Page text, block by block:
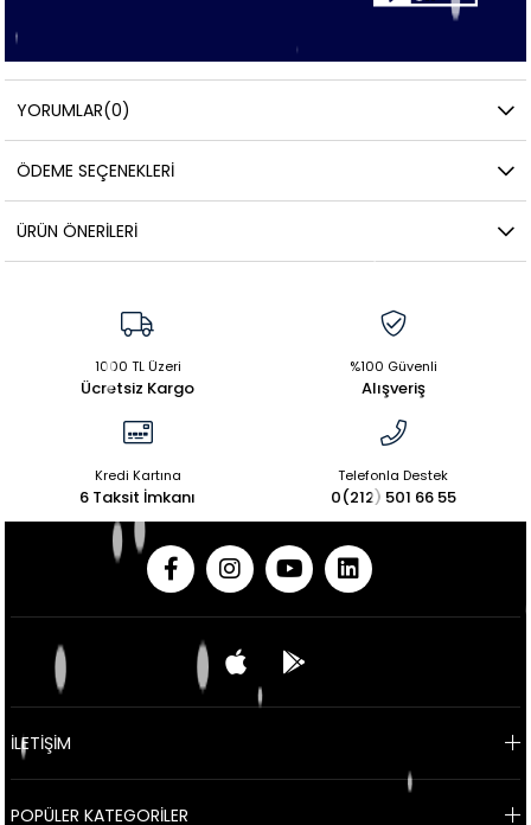
YORUMLAR(0)
ÖDEME SEÇENEKLERI
ÜRÜN ÖNERILERI
1000 TL Üzeri
Ücretsiz Kargo
%100 Güvenli
Alışveriş
Kredi Kartına
6 Taksit İmkanı
Telefonla Destek
0(212) 501 66 55
İLETİŞİM
POPÜLER KATEGORİLER